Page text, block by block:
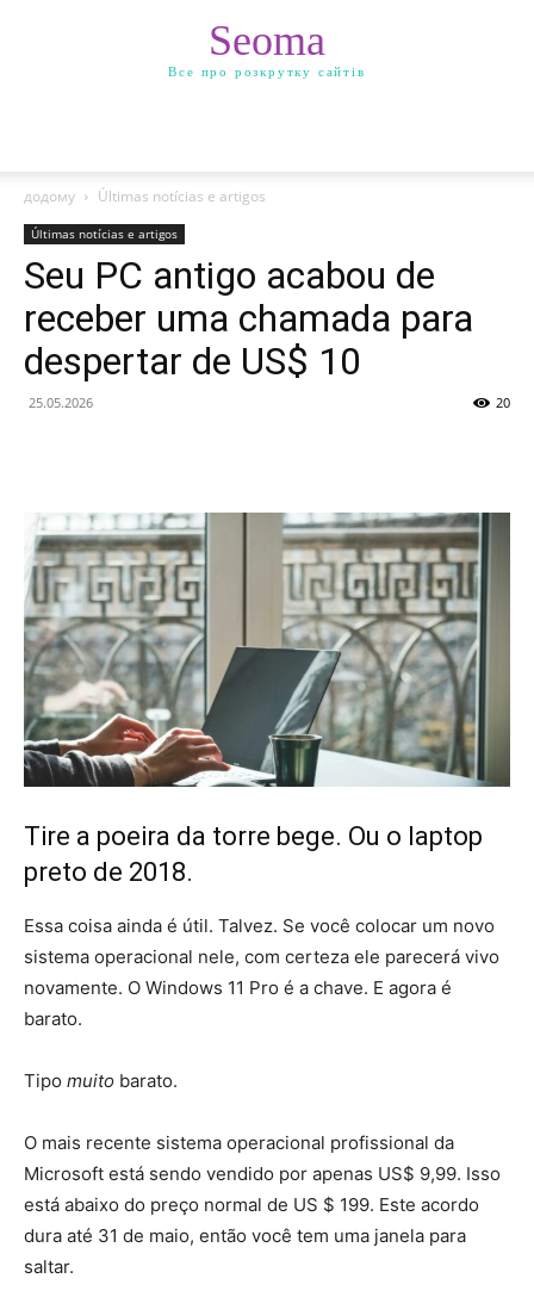
Seoma
Все про розкрутку сайтів
додому Últimas notícias e artigos
Últimas notícias e artigos
Seu PC antigo acabou de
receber uma chamada para
despertar de US$ 10
25.05.2026 20
Tire a poeira da torre bege. Ou o laptop
preto de 2018.
Essa coisa ainda é útil. Talvez. Se você colocar um novo
sistema operacional nele, com certeza ele parecerá vivo
novamente. O Windows 11 Pro é a chave. E agora é
barato.
Tipo muito barato.
O mais recente sistema operacional profissional da
Microsoft está sendo vendido por apenas US$ 9,99. Isso
está abaixo do preço normal de US $ 199. Este acordo
dura até 31 de maio, então você tem uma janela para
saltar.